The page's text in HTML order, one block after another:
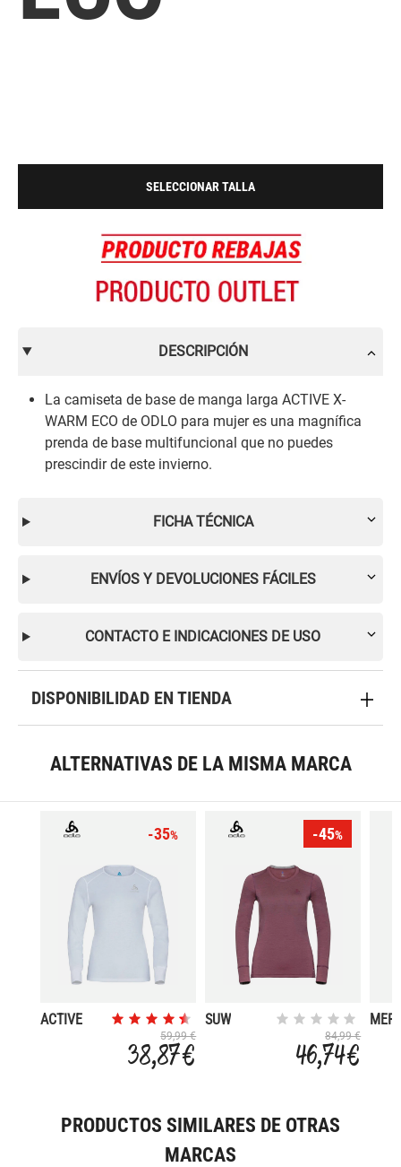
SELECCIONAR TALLA
DESCRIPCIÓN
La camiseta de base de manga larga ACTIVE X-
WARM ECO de ODLO para mujer es una magnífica
prenda de base multifuncional que no puedes
prescindir de este invierno.
FICHA TÉCNICA
ENVÍOS Y DEVOLUCIONES FÁCILES
CONTACTO E INDICACIONES DE USO
DISPONIBILIDAD EN TIENDA
ALTERNATIVAS DE LA MISMA MARCA
-35%
ACTIVE
59,99 €
38,87 €
-45%
SUW
84,99 €
46,74 €
PRODUCTOS SIMILARES DE OTRAS
MARCAS